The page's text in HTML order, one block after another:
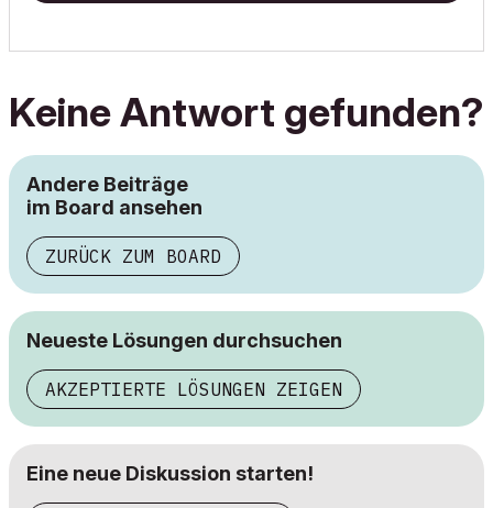
Keine Antwort gefunden?
Andere Beiträge
im Board ansehen
ZURÜCK ZUM BOARD
Neueste Lösungen durchsuchen
AKZEPTIERTE LÖSUNGEN ZEIGEN
Eine neue Diskussion starten!